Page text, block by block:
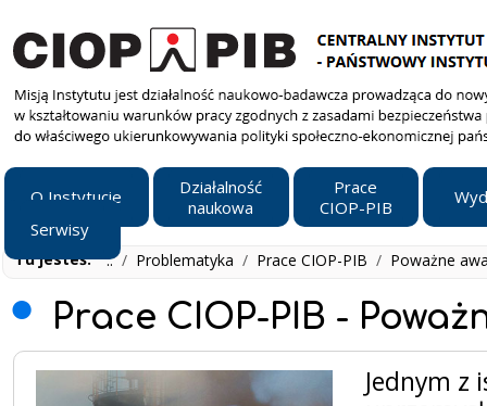
O Instytucie
Działalność
naukowa
Prace
CIOP-PIB
Serwisy
Tu jesteś: ../ Problematyka / Prace CIOP-PIB / Poważne
Prace CIOP-PIB -
Jednym z